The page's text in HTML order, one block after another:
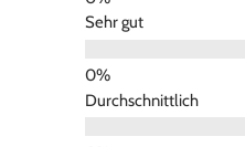
Sehr gut
Durchschnittlich